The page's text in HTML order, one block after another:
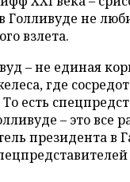
Голливуде не
взлета.
– не единая
где
есть
– это все
президента в